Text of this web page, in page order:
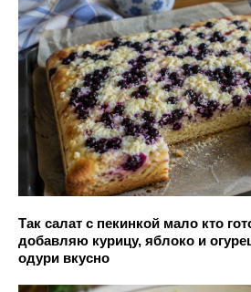
Так салат с пекинкой мало кто
добавляю курицу, яблоко и
одури вкусно